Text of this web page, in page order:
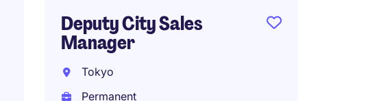
Deputy City Sales
Manager
Tokyo
Permanent